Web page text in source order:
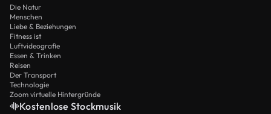
Die Natur
Menschen
Liebe & Beziehungen
Fitness ist
Luftvideografie
Essen & Trinken
Reisen
Der Transport
Technologie
Zoom virtuelle Hintergründe
Kostenlose Stockmusik